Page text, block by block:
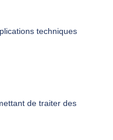
techniques
de traiter des